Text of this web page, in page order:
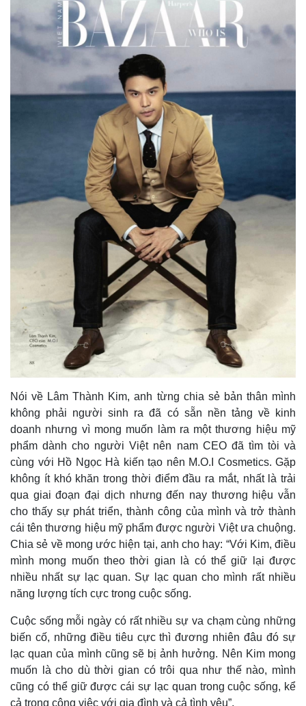
Pháp luật
Quân sự - Quốc phòng
Vũ khí
Việt Nam
Phân tích
Thể thao
Ô tô - Xe máy
Nói về Lâm Thành Kim, anh từng chia sẻ bản thân mình
không phải người sinh ra đã có sẵn nền tảng về kinh
doanh nhưng vì mong muốn làm ra một thương hiệu mỹ
phẩm dành cho người Việt nên nam CEO đã tìm tòi và
cùng với Hồ Ngọc Hà kiến tạo nên M.O.I Cosmetics. Gặp
không ít khó khăn trong thời điểm đầu ra mắt, nhất là trải
qua giai đoạn đại dịch nhưng đến nay thương hiệu vẫn
cho thấy sự phát triển, thành công của mình và trở thành
cái tên thương hiệu mỹ phẩm được người Việt ưa chuộng.
Chia sẻ về mong ước hiện tại, anh cho hay: “Với Kim, điều
mình mong muốn theo thời gian là có thể giữ lại được
nhiều nhất sự lạc quan. Sự lạc quan cho mình rất nhiều
năng lượng tích cực trong cuộc sống.
Cuộc sống mỗi ngày có rất nhiều sự va chạm cùng những
biến cố, những điều tiêu cực thì đương nhiên đâu đó sự
lạc quan của mình cũng sẽ bị ảnh hưởng. Nên Kim mong
muốn là cho dù thời gian có trôi qua như thế nào, mình
cũng có thể giữ được cái sự lạc quan trong cuộc sống, kể
cả trong công việc với gia đình và cả tình yêu”.